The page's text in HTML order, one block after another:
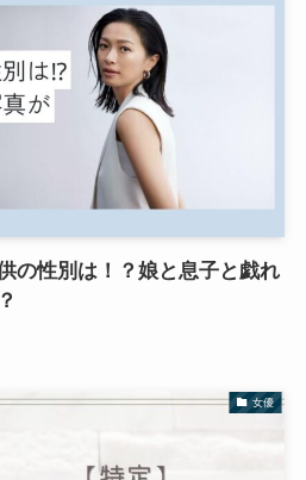
の性別は！？娘と息子と戯れ
女優